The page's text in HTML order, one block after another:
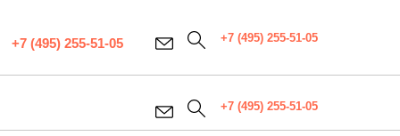
+7 (495) 255-51-05
+7 (495) 255-51-05 +7 (495) 255-51-05